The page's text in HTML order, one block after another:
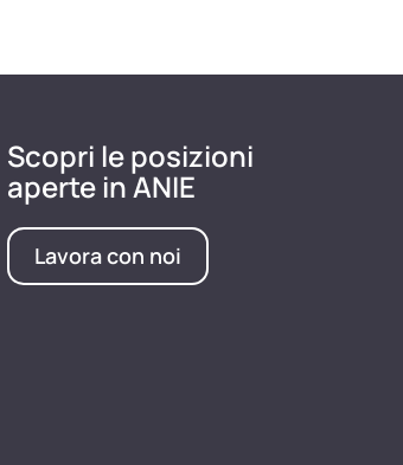
Scopri le posizioni
aperte in ANIE
Lavora con noi